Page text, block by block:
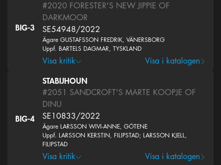
BIG-3
#2020 FORESTER'S NEW JIPPIE OF
DARKMOOR
SE54948/2022
Ägare GUSTAFSSON FREDRIK, VÄNERSBORG
Uppf. BARTELS DAGMAR, TYSKLAND
Visa kritik Visa i katalogen
BIG-4
STABIJHOUN
#2051 SANDCROFT'S MARTE KOOPJE OF
DINU
SE10833/2022
Ägare LARSSON WIVI-ANNE, GÖTENE
Uppf. LARSSON KERSTIN, FILIPSTAD; LARSSON KJELL,
FILIPSTAD
Visa kritik Visa i katalogen